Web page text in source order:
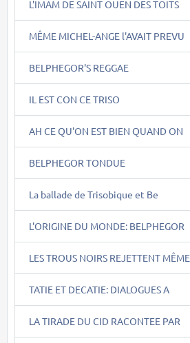
L'IMAM DE SAINT OUEN DES TOITS
MÊME MICHEL-ANGE l'AVAIT PREVU
BELPHEGOR'S REGGAE
IL EST CON CE TRISO
AH CE QU'ON EST BIEN QUAND ON
BELPHEGOR TONDUE
La ballade de Trisobique et Be
L'ORIGINE DU MONDE: BELPHEGOR
LES TROUS NOIRS REJETTENT MÊME
TATIE ET DECATIE: DIALOGUES A
LA TIRADE DU CID RACONTEE PAR